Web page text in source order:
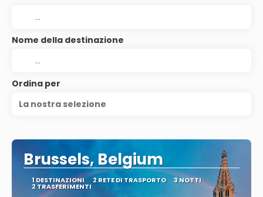
Nome della destinazione
Ordina per
La nostra selezione
Brussels, Belgium
1 DESTINAZIONI 2 RETE DI TRASPORTO 3 NOTTI
2 TRASFERIMENTI